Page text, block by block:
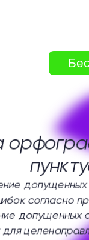
согласно
допущенных